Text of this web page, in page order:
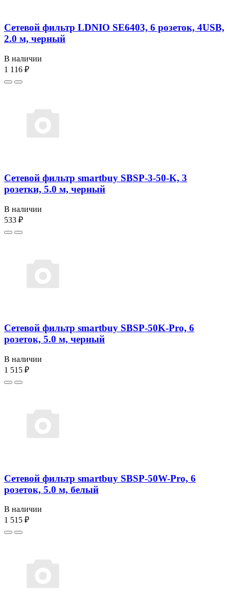
Сетевой фильтр LDNIO SE6403, 6 розеток, 4USB,
2.0 м, черный
В наличии
1 116 ₽
Сетевой фильтр smartbuy SBSP-3-50-K, 3
розетки, 5.0 м, черный
В наличии
533 ₽
Сетевой фильтр smartbuy SBSP-50K-Pro, 6
розеток, 5.0 м, черный
В наличии
1 515 ₽
Сетевой фильтр smartbuy SBSP-50W-Pro, 6
розеток, 5.0 м, белый
В наличии
1 515 ₽